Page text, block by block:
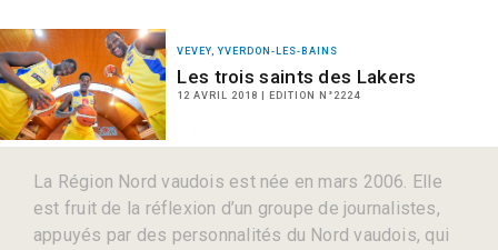
VEVEY, YVERDON-LES-BAINS
Les trois saints des Lakers
12 AVRIL 2018 | EDITION N°2224
La Région Nord vaudois est née en mars 2006. Elle
est fruit de la réflexion d’un groupe de journalistes,
appuyés par des personnalités du Nord vaudois, qui